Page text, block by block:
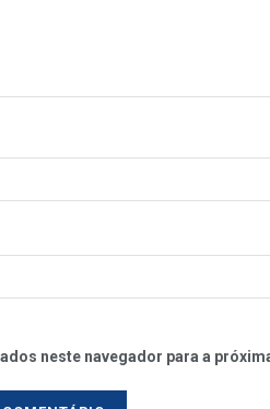
neste navegador para a